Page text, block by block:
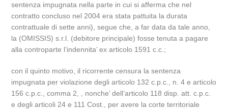
sentenza impugnata nella parte in cui si afferma che nel
contratto concluso nel 2004 era stata pattuita la durata
contrattuale di sette anni), segue che, a far data da tale anno,
la (OMISSIS) s.r.l. (debitore principale) fosse tenuta a pagare
alla controparte l’indennita’ ex articolo 1591 c.c.;
con il quinto motivo, il ricorrente censura la sentenza
impugnata per violazione degli articolo 132 c.p.c., n. 4 e articolo
156 c.p.c., comma 2, , nonche’ dell’articolo 118 disp. att. c.p.c.
e degli articoli 24 e 111 Cost., per avere la corte territoriale